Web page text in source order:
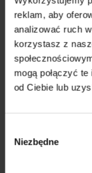
reklam, aby
analizować ruch
korzystasz z
mogą połączyć
od Ciebie lub
zgody
Niezbędne
strategie,
Trzebnicy: